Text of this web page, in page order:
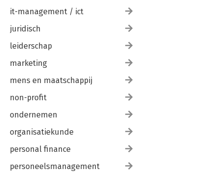
it-management / ict
juridisch
leiderschap
marketing
mens en maatschappij
non-profit
ondernemen
organisatiekunde
personal finance
personeelsmanagement